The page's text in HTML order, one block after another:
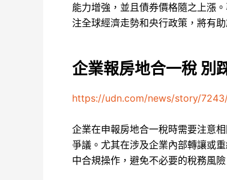
能力增強，並且債券價格隨之上漲
注全球經濟走勢和央行政策，將有
企業報房地合一稅 別
https://udn.com/news/story/
企業在申報房地合一稅時需要注意
爭議。尤其在涉及企業內部轉讓或
中合規操作，避免不必要的稅務風險